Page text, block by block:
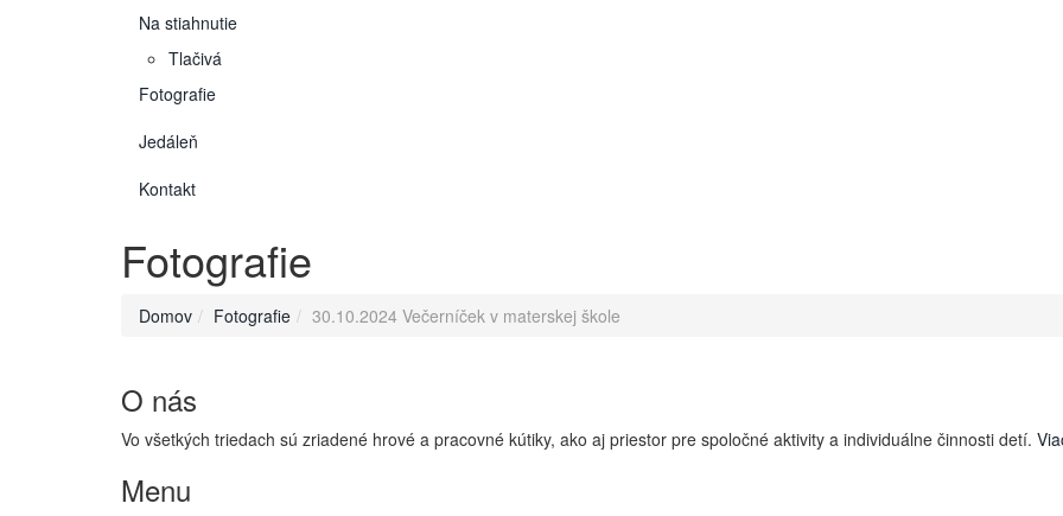
Na stiahnutie
Tlačivá
Fotografie
Jedáleň
Kontakt
Fotografie
Domov Fotografie 30.10.2024 Večerníček v materskej škole
O nás
Vo všetkých triedach sú zriadené hrové a pracovné kútiky, ako aj priestor pre spoločné aktivity a individuálne činnosti detí.
Menu